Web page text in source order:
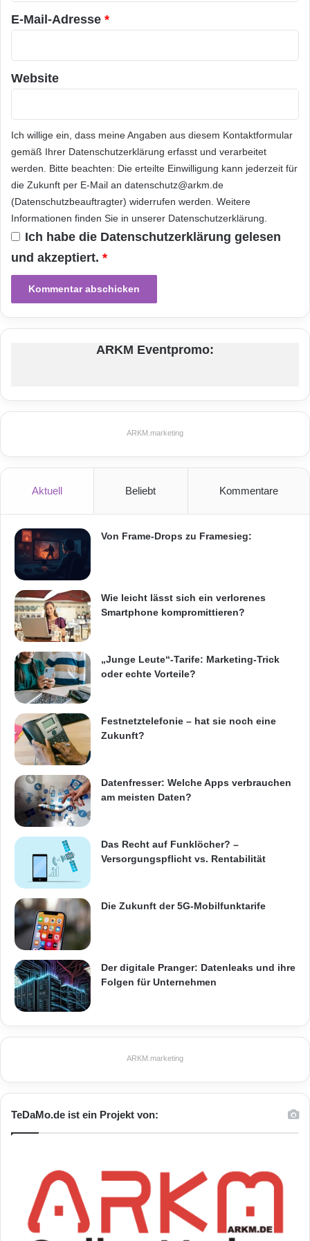
zuständig sind. Sie wurden in einer Stichprobe
auch für andere Verwaltungen repräsentativ.
Diese Meldung und finden Sie auch unter
www.steria-mummert.de.
Orginal-Meldung:
ARKM.marketing
E-Mail-Adresse *
Website
Ich willige ein, dass meine Angaben aus diesem Kontaktformular
gemäß Ihrer Datenschutzerklärung erfasst und verarbeitet
werden. Bitte beachten: Die erteilte Einwilligung kann jederzeit für
die Zukunft per E-Mail an datenschutz@arkm.de
(Datenschutzbeauftragter) widerrufen werden. Weitere
Informationen finden Sie in unserer Datenschutzerklärung.
Ich habe die Datenschutzerklärung gelesen
und akzeptiert. *
ARKM Eventpromo:
ARKM.marketing
Aktuell Beliebt Kommentare
Von Frame-Drops zu Framesieg:
Wie leicht lässt sich ein verlorenes
Smartphone kompromittieren?
„Junge Leute“-Tarife: Marketing-Trick
oder echte Vorteile?
Festnetztelefonie – hat sie noch eine
Zukunft?
Datenfresser: Welche Apps verbrauchen
am meisten Daten?
Das Recht auf Funklöcher? –
Versorgungspflicht vs. Rentabilität
Die Zukunft der 5G-Mobilfunktarife
Der digitale Pranger: Datenleaks und ihre
Folgen für Unternehmen
ARKM.marketing
TeDaMo.de ist ein Projekt von: